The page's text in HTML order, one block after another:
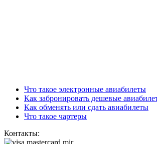
Что такое электронные авиабилеты
Как забронировать дешевые
Как обменять или сдать авиабилеты
Что такое чартеры
Контакты: